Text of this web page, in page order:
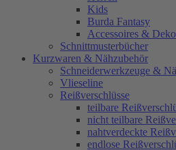
Kids
Burda Fantasy
Accessoires & Deko
Schnittmusterbücher
Kurzwaren & Nähzubehör
Schneiderwerkzeuge &
Vlieseline
Reißverschlüsse
teilbare
nicht teilbare
nahtverdeckte
endlose